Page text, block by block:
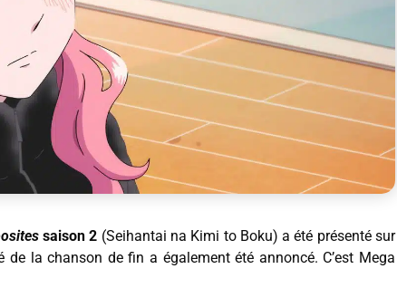
saison 2 (Seihantai na Kimi to Boku) a été présenté sur
la chanson de fin a également été annoncé. C’est Mega